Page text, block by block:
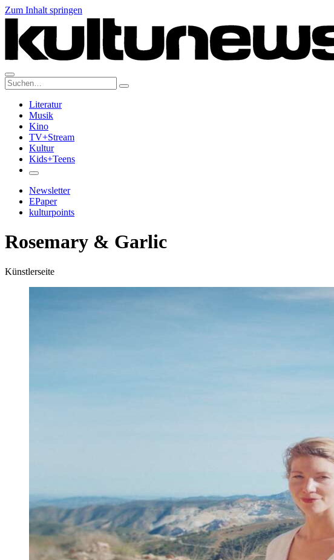
Zum Inhalt springen
Suche:
Literatur
Musik
Kino
TV+Stream
Kultur
Kids+Teens
Newsletter
EPaper
kulturpoints
Rosemary & Garlic
Künstlerseite